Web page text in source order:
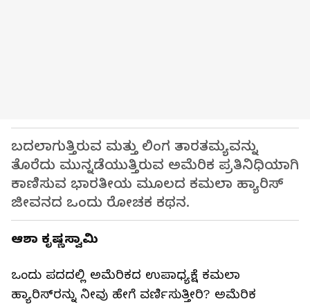
ಬದಲಾಗುತ್ತಿರುವ ಮತ್ತು ಲಿಂಗ ತಾರತಮ್ಯವನ್ನು
ತೊರೆದು ಮುನ್ನಡೆಯುತ್ತಿರುವ ಅಮೆರಿಕ ಪ್ರತಿನಿಧಿಯಾಗಿ
ಕಾಣಿಸುವ ಭಾರತೀಯ ಮೂಲದ ಕಮಲಾ ಹ್ಯಾರಿಸ್
ಜೀವನದ ಒಂದು ರೋಚಕ ಕಥನ.
ಆಶಾ ಕೃಷ್ಣಸ್ವಾಮಿ
ಒಂದು ಪದದಲ್ಲಿ ಅಮೆರಿಕದ ಉಪಾಧ್ಯಕ್ಷೆ ಕಮಲಾ
ಹ್ಯಾರಿಸ್‌ರನ್ನು ನೀವು ಹೇಗೆ ವರ್ಣಿಸುತ್ತೀರಿ? ಅಮೆರಿಕ